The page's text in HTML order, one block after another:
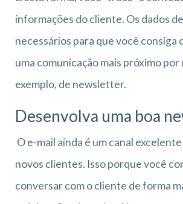
informações do cliente. Os dados
necessários para que você consiga
uma comunicação mais próximo por
exemplo, de newsletter.
Desenvolva uma boa
O e-mail ainda é um canal
novos clientes. Isso porque você
conversar com o cliente de forma